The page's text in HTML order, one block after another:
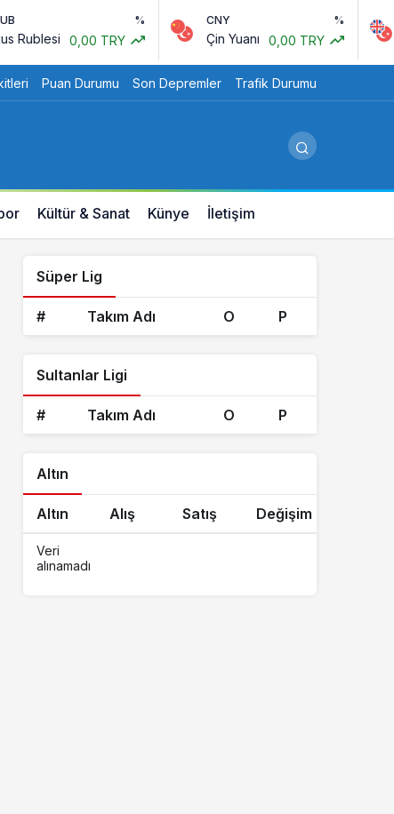
0,00 TRY
CNY
Çin Yuanı 0,00 TRY
GBP
Puan Durumu Son Depremler Trafik Durumu
Kültür & Sanat Künye İletişim
Süper Lig
# Takım Adı O P
Sultanlar Ligi
# Takım Adı O P
Altın
Altın Alış Satış Değişim
Veri
alınamadı